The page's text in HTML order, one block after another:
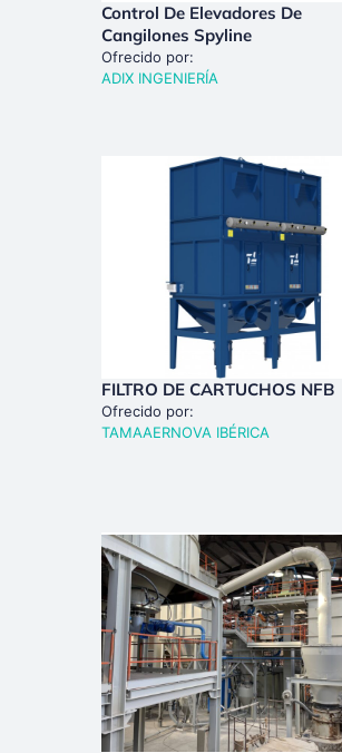
Control De Elevadores De
Cangilones Spyline
Ofrecido por:
ADIX INGENIERÍA
FILTRO DE CARTUCHOS NFB
Ofrecido por:
TAMAAERNOVA IBÉRICA